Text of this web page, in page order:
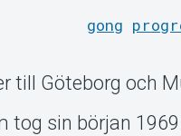
gong
till Göteborg och
tog sin början